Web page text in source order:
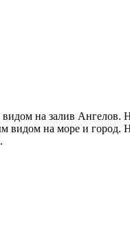
на залив Ангелов.
видом на море и